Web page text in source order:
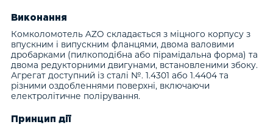
Виконання
Комколомотель AZO складається з міцного корпусу з
впускним і випускним фланцями, двома валовими
дробарками (пилкоподібна або пірамідальна форма) та
двома редукторними двигунами, встановленими збоку.
Агрегат доступний із сталі №. 1.4301 або 1.4404 та
різними оздобленнями поверхні, включаючи
електролітичне полірування.
Принцип дії